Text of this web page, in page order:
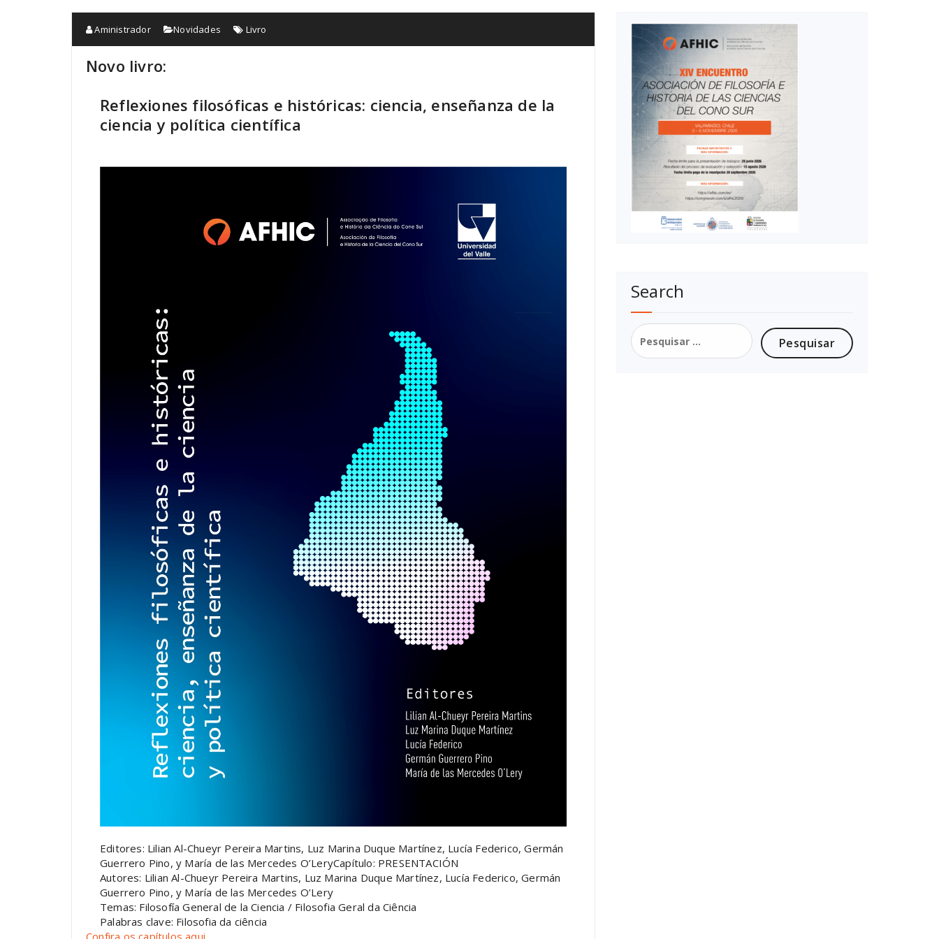
Aministrador Novidades Livro
Novo livro:
Reflexiones filosóficas e históricas: ciencia, enseñanza de la
ciencia y política científica
Editores: Lilian Al-Chueyr Pereira Martins, Luz Marina Duque Martínez, Lucía Federico, Germán
Guerrero Pino, y María de las Mercedes O’LeryCapítulo: PRESENTACIÓN
Autores: Lilian Al-Chueyr Pereira Martins, Luz Marina Duque Martínez, Lucía Federico, Germán
Guerrero Pino, y María de las Mercedes O’Lery
Temas: Filosofía General de la Ciencia / Filosofia Geral da Ciência
Palabras clave: Filosofia da ciência
Confira os capítulos aqui.
Search
Pesquisar
por: